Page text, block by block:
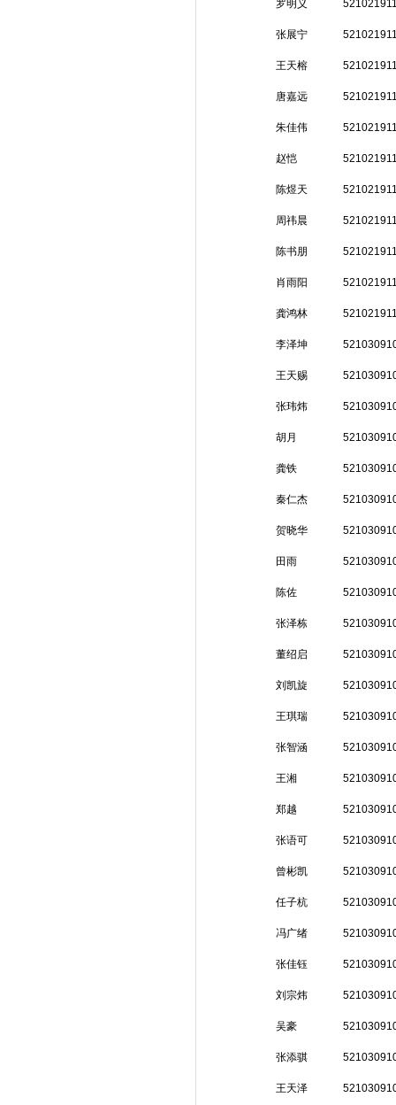
罗明义
张展宁
王天榕
唐嘉远
朱佳伟
赵恺
陈煜天
周祎晨
陈书朋
肖雨阳
龚鸿林
李泽坤
王天赐
张玮炜
胡月
龚铁
秦仁杰
贺晓华
田雨
陈佐
张泽栋
董绍启
刘凯旋
王琪瑞
张智涵
王湘
郑越
张语可
曾彬凯
任子杭
冯广绪
张佳钰
刘宗炜
吴豪
张添骐
王天泽